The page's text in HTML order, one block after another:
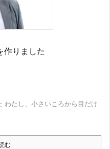
作りました
わたし、小さいころから目だけ
む